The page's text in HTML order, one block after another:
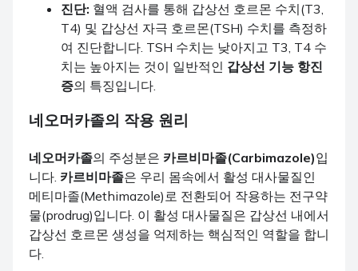
진단: 혈액 검사를 통해 갑상선 호르몬 수치(T3,
T4) 및 갑상선 자극 호르몬(TSH) 수치를 측정하
여 진단합니다. TSH 수치는 낮아지고 T3, T4 수
치는 높아지는 것이 일반적인 갑상선 기능 항진
증의 특징입니다.
네오머카졸의 작용 원리
네오머카졸의 주성분은 카르비마졸(Carbimazole)입
니다. 카르비마졸은 우리 몸속에서 활성 대사물질인
메티마졸(Methimazole)로 전환되어 작용하는 전구약
물(prodrug)입니다. 이 활성 대사물질은 갑상선 내에서
갑상선 호르몬 생성을 억제하는 핵심적인 역할을 합니
다.